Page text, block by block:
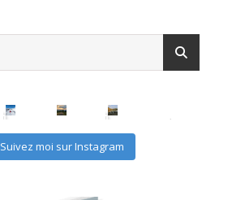
Suivez moi sur Instagram